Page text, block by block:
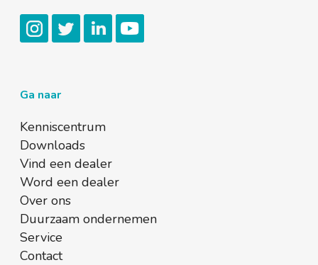
Ga naar
Kenniscentrum
Downloads
Vind een dealer
Word een dealer
Over ons
Duurzaam ondernemen
Service
Contact